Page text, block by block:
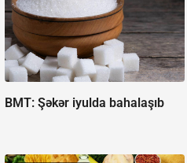
BMT: Şəkər iyulda bahalaşıb